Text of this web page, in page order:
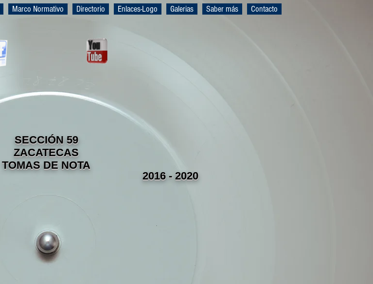
Marco Normativo Directorio Enlaces-Logo Galerias Saber más Contacto
SECCIÓN 59
ZACATECAS
TOMAS DE NOTA
2016 - 2020